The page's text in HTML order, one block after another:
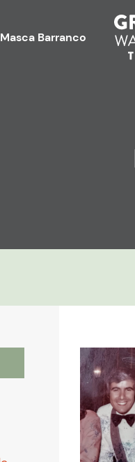
Masca Barranco